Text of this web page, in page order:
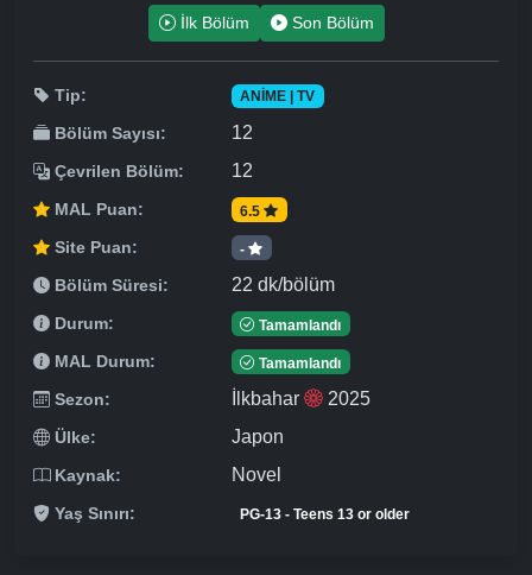
İlk Bölüm Son Bölüm
Tip: ANIME | TV
Bölüm Sayısı: 12
Çevrilen Bölüm: 12
MAL Puan: 6.5
Site Puan: -
Bölüm Süresi: 22 dk/bölüm
Durum: Tamamlandı
MAL Durum: Tamamlandı
Sezon: İlkbahar 2025
Ülke: Japon
Kaynak: Novel
Yaş Sınırı: PG-13 - Teens 13 or older